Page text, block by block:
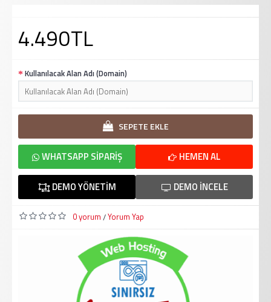
4.490TL
Kullanılacak Alan Adı (Domain)
SEPETE EKLE
HEMEN AL
WHATSAPP SIPARIŞ
DEMO İNCELE
DEMO YÖNETIM
0 yorum /Yorum Yap